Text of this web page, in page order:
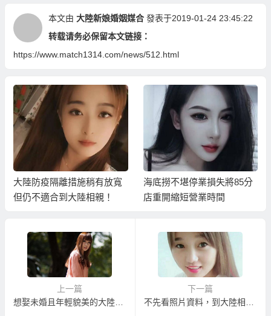
本文由 大陸新娘婚姻媒合 發表于2019-01-24 23:45:22
转载请务必保留本文链接：
https://www.match1314.com/news/512.html
大陸防疫隔離措施稍有放寬
但仍不適合到大陸相親！
海底撈不堪停業損失將85分
店重開縮短營業時間
上一篇
想娶未婚且年輕貌美的大陸新娘？考慮越南新娘比較實際！
下一篇